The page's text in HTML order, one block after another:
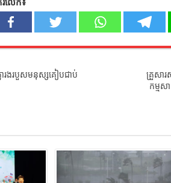
រំលែក៖
ារងរបួសមនុស្សគៀបជាប់
គ្រួសា
កម្មស